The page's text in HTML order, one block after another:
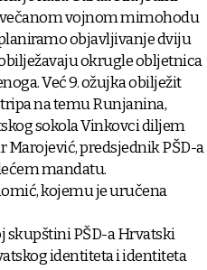
vojnom mimohodu
objavljivanje dviju
okrugle obljetnica
Već 9. ožujka obilježit
na temu Runjanina,
sokola Vinkovci diljem
Marojević, predsjednik PŠD-a
mandatu.
kojemu je uručena
skupštini PŠD-a Hrvatski
identiteta i identiteta